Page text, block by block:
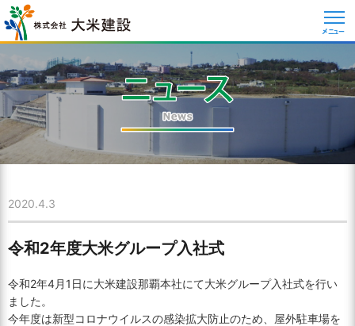
メニュー
2020.4.3
令和2年度大米グループ入社式
令和2年4月1日に大米建設那覇本社にて大米グループ入社式を行い
ました。
今年度は新型コロナウイルスの感染拡大防止のため、屋外駐車場を